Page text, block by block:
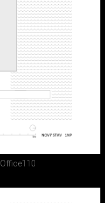
Office110